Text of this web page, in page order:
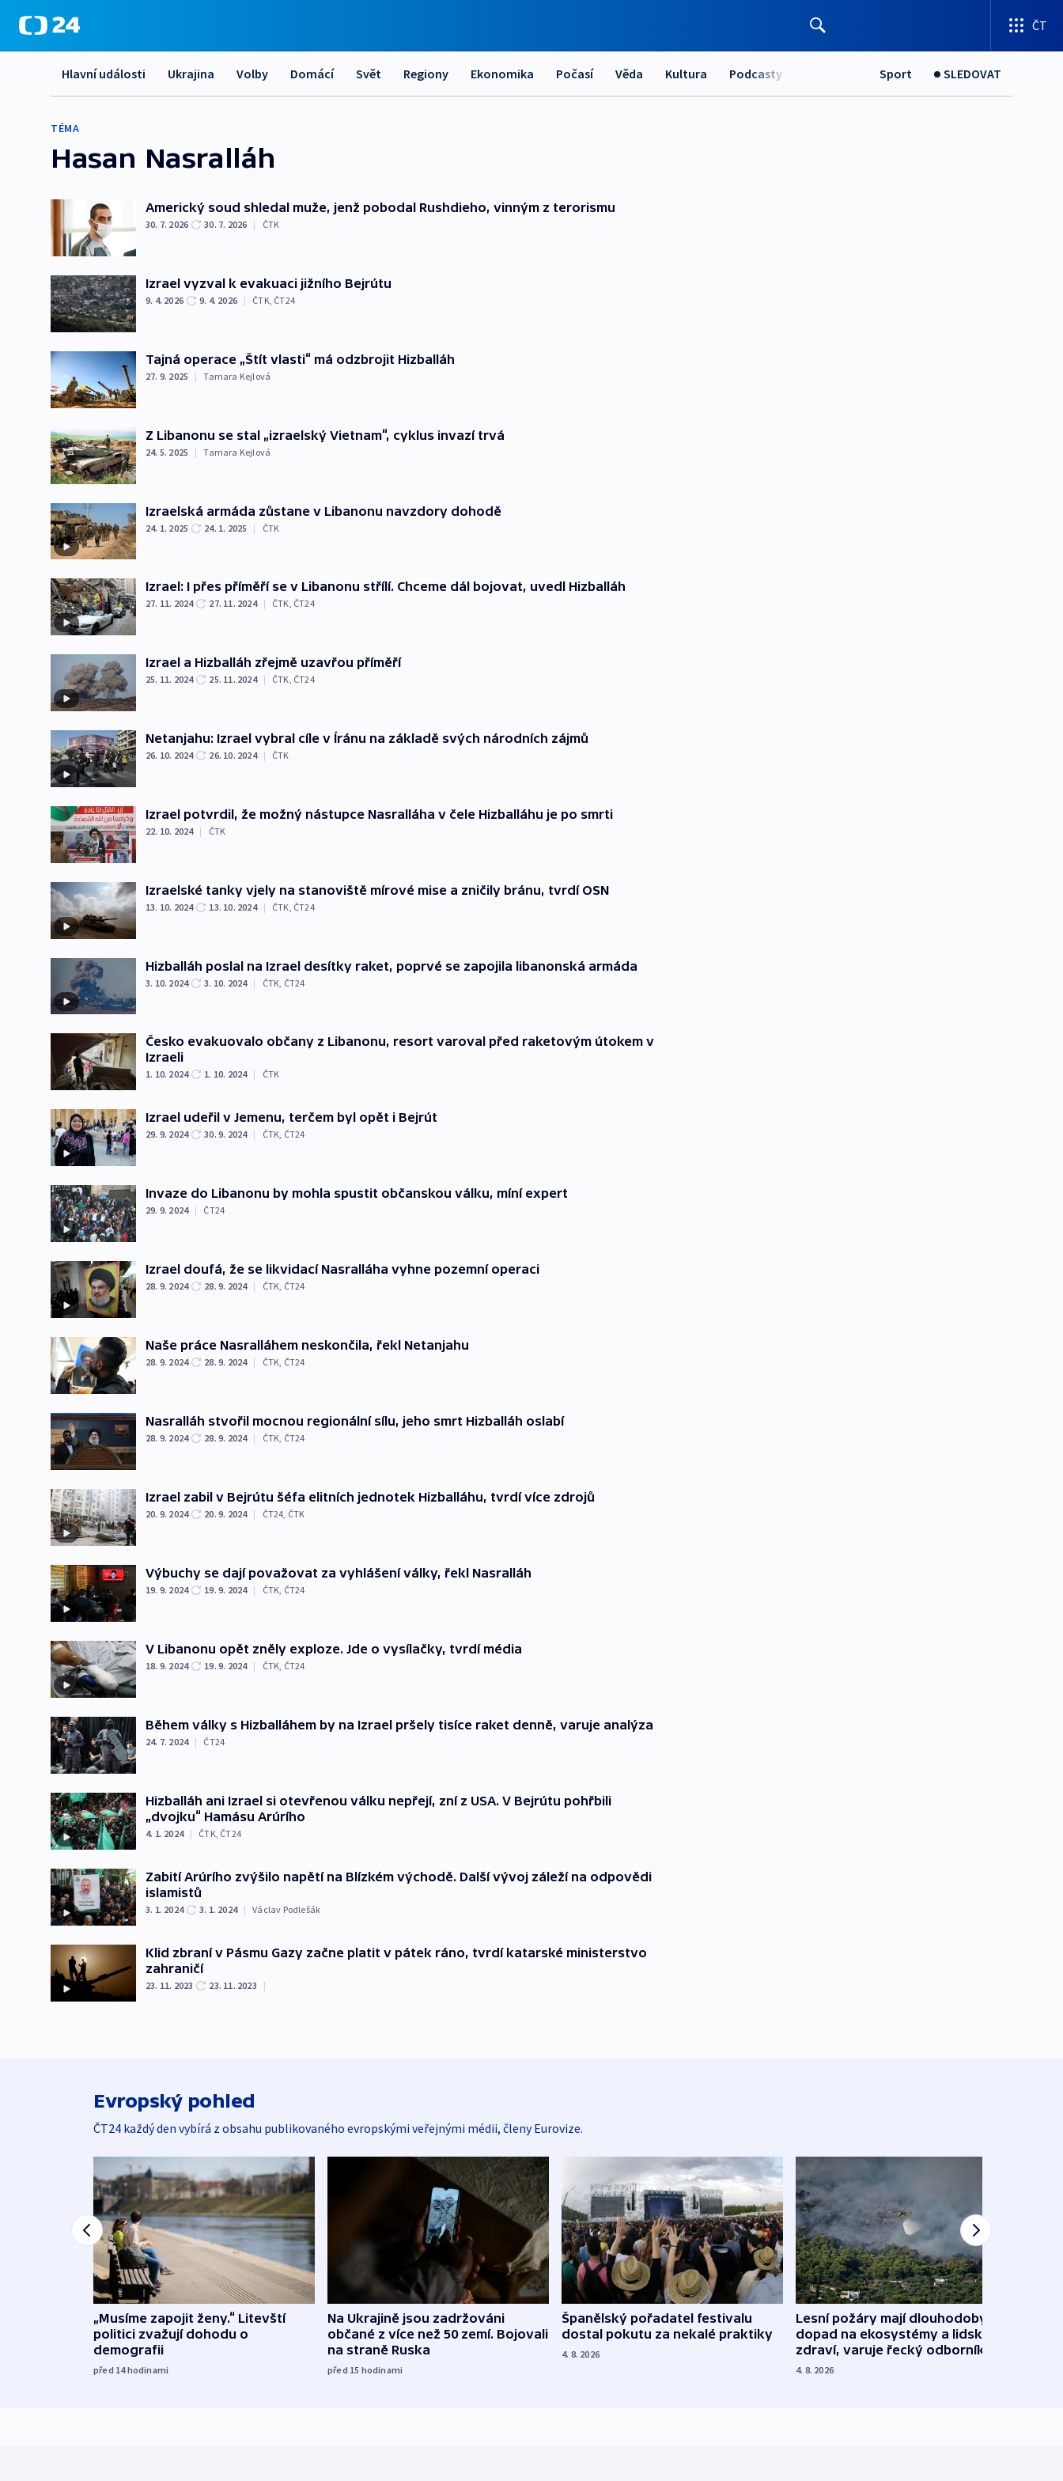
ČT
Hlavní události Ukrajina Volby Domácí Svět Regiony Ekonomika Počasí Věda Kultura Podcasty Sport SLEDOVAT
TÉMA
Hasan Nasralláh
Americký soud shledal muže, jenž pobodal Rushdieho, vinným z terorismu
30. 7. 2026 30. 7. 2026 | ČTK
Izrael vyzval k evakuaci jižního Bejrútu
9. 4. 2026 9. 4. 2026 | ČTK, ČT24
Tajná operace „Štít vlasti“ má odzbrojit Hizballáh
27. 9. 2025 | Tamara Kejlová
Z Libanonu se stal „izraelský Vietnam“, cyklus invazí trvá
24. 5. 2025 | Tamara Kejlová
Izraelská armáda zůstane v Libanonu navzdory dohodě
24. 1. 2025 24. 1. 2025 | ČTK
Izrael: I přes příměří se v Libanonu střílí. Chceme dál bojovat, uvedl Hizballáh
27. 11. 2024 27. 11. 2024 | ČTK, ČT24
Izrael a Hizballáh zřejmě uzavřou příměří
25. 11. 2024 25. 11. 2024 | ČTK, ČT24
Netanjahu: Izrael vybral cíle v Íránu na základě svých národních zájmů
26. 10. 2024 26. 10. 2024 | ČTK
Izrael potvrdil, že možný nástupce Nasralláha v čele Hizballáhu je po smrti
22. 10. 2024 | ČTK
Izraelské tanky vjely na stanoviště mírové mise a zničily bránu, tvrdí OSN
13. 10. 2024 13. 10. 2024 | ČTK, ČT24
Hizballáh poslal na Izrael desítky raket, poprvé se zapojila libanonská armáda
3. 10. 2024 3. 10. 2024 | ČTK ČT24
Česko evakuovalo občany z Libanonu, resort varoval před raketovým útokem v
Izraeli
1. 10. 2024 1. 10. 2024 | ČTK
Izrael udeřil v Jemenu, terčem byl opět i Bejrút
29. 9. 2024 30. 9. 2024 | ČTK, ČT24
Invaze do Libanonu by mohla spustit občanskou válku, míní expert
29. 9. 2024 | ČT24
Izrael doufá, že se likvidací Nasralláha vyhne pozemní operaci
28. 9. 2024 28. 9. 2024 | ČTK, ČT24
Naše práce Nasralláhem neskončila, řekl Netanjahu
28. 9. 2024 28. 9. 2024 | ČTK, ČT24
Nasralláh stvořil mocnou regionální sílu, jeho smrt Hizballáh oslabí
28. 9. 2024 28. 9. 2024 | ČTK, ČT24
Izrael zabil v Bejrútu šéfa elitních jednotek Hizballáhu, tvrdí více zdrojů
20. 9. 2024 20. 9. 2024 | ČT24, ČTK
Výbuchy se dají považovat za vyhlášení války, řekl Nasralláh
19. 9. 2024 19. 9. 2024 | ČTK, ČT24
V Libanonu opět zněly exploze. Jde o vysílačky, tvrdí média
18. 9. 2024 19. 9. 2024 | ČTK, ČT24
Během války s Hizballáhem by na Izrael pršely tisíce raket denně, varuje analýza
24. 7. 2024 | ČT24
Hizballáh ani Izrael si otevřenou válku nepřejí, zní z USA. V Bejrútu pohřbili
„dvojku“ Hamásu Arúrího
4. 1. 2024 | ČTK, ČT24
Zabití Arúrího zvýšilo napětí na Blízkém východě. Další vývoj záleží na odpovědi
islamistů
3. 1. 2024 3. 1. 2024 | Václav Podlešák
Klid zbraní v Pásmu Gazy začne platit v pátek ráno, tvrdí katarské ministerstvo
zahraničí
23. 11. 2023 23. 11. 2023 |
Evropský pohled
ČT24 každý den vybírá z obsahu publikovaného evropskými veřejnými médii, členy Eurovize.
„Musíme zapojit ženy.“ Litevští
politici zvažují dohodu o
demografii
před 14hodinami
Na Ukrajině jsou zadržováni
občané z více než 50 zemí. Bojovali
na straně Ruska
před 15 hodinami
Španělský pořadatel festivalu
dostal pokutu za nekalé praktiky
4. 8. 2026
Lesní požáry mají dlouhodobý
dopad na ekosystémy a lidské
zdraví, varuje řecký odborník
4. 8. 2026